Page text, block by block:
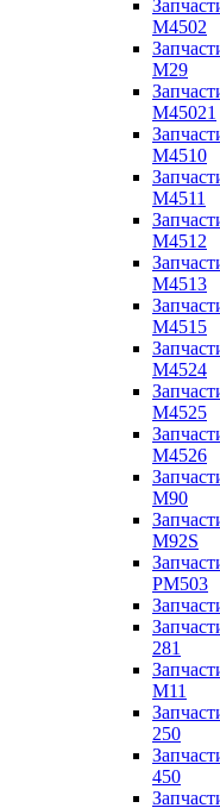
M4502
M29
M45021
M4510
M4511
M4512
M4513
M4515
M4524
M4525
M4526
M90
M92S
PM503
281
M11
250
450